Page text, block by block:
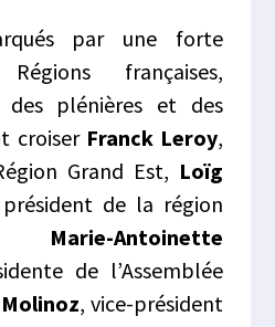
par une forte
françaises,
des plénières et des
croiser Franck Leroy,
Grand Est, Loïg
de la région
; Marie-Antoinette
de l’Assemblée
, vice-président